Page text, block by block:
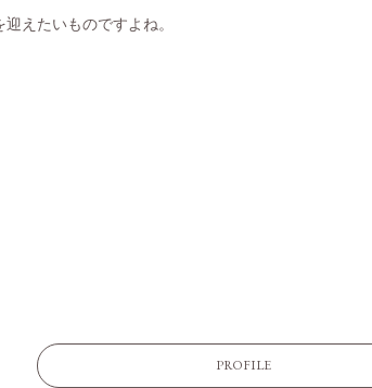
えたいものですよね。
PROFILE